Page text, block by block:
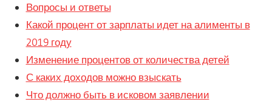
Вопросы и ответы
Какой процент от зарплаты идет на алименты в
2019 году
Изменение процентов от количества детей
С каких доходов можно взыскать
Что должно быть в исковом заявлении